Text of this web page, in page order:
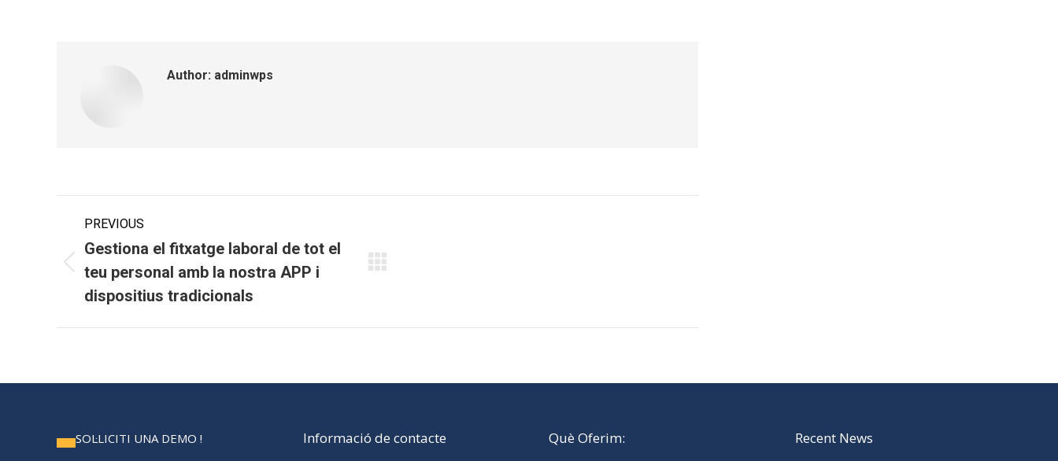
Author: adminwps
Post
navigation
PREVIOUS
Previous
post:
Gestiona el fitxatge laboral de tot el
teu personal amb la nostra APP i
dispositius tradicionals
SOL·LICITI UNA DEMO ! Informació de contacte Què Oferim: Recent News